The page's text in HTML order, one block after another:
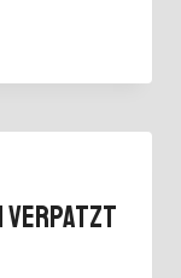
Verpatzt